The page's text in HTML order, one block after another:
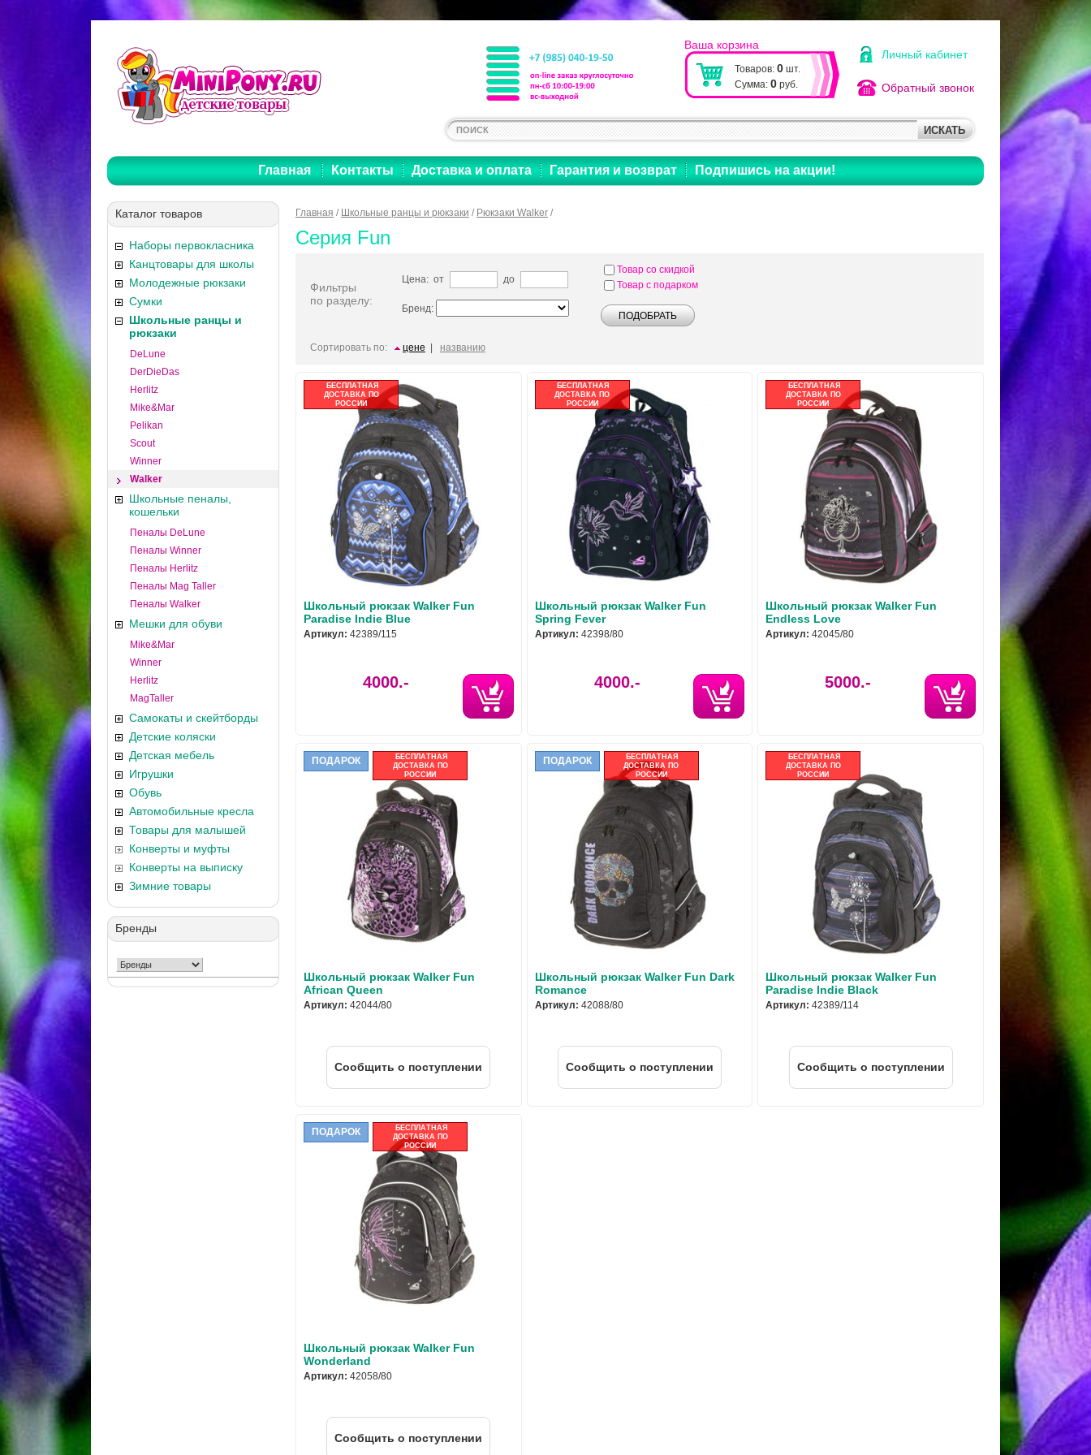
Личный кабинет
Обратный звонок
Ваша корзина
Товаров: 0 шт.
Сумма: 0 руб.
Главная Контакты Доставка и оплата Гарантия и возврат Подпишись на акции!
Каталог товаров
Наборы первокласника
Канцтовары для школы
Молодежные рюкзаки
Сумки
Школьные ранцы и
рюкзаки
DeLune
DerDieDas
Herlitz
Mike&Mar
Pelikan
Scout
Winner
Walker
Школьные пеналы,
кошельки
Пеналы DeLune
Пеналы Winner
Пеналы Herlitz
Пеналы Mag Taller
Пеналы Walker
Мешки для обуви
Mike&Mar
Winner
Herlitz
MagTaller
Самокаты и скейтборды
Детские коляски
Детская мебель
Игрушки
Обувь
Автомобильные кресла
Товары для малышей
Конверты и муфты
Конверты на выписку
Зимние товары
Бренды
Главная / Школьные ранцы и рюкзаки / Рюкзаки Walker /
Серия Fun
Фильтры
по разделу:
Цена: от до
Бренд:
Товар со скидкой
Товар с подарком
Сортировать по: цене названию
БЕСПЛАТНАЯ
ДОСТАВКА ПО
РОССИИ
Школьный рюкзак Walker Fun
Paradise Indie Blue
Артикул: 42389/115
4000.-
БЕСПЛАТНАЯ
ДОСТАВКА ПО
РОССИИ
Школьный рюкзак Walker Fun
Spring Fever
Артикул: 42398/80
4000.-
БЕСПЛАТНАЯ
ДОСТАВКА ПО
РОССИИ
Школьный рюкзак Walker Fun
Endless Love
Артикул: 42045/80
5000.-
ПОДАРОК
БЕСПЛАТНАЯ
ДОСТАВКА ПО
РОССИИ
Школьный рюкзак Walker Fun
African Queen
Артикул: 42044/80
Cообщить о поступлении
ПОДАРОК
БЕСПЛАТНАЯ
ДОСТАВКА ПО
РОССИИ
Школьный рюкзак Walker Fun Dark
Romance
Артикул: 42088/80
Cообщить о поступлении
БЕСПЛАТНАЯ
ДОСТАВКА ПО
РОССИИ
Школьный рюкзак Walker Fun
Paradise Indie Black
Артикул: 42389/114
Cообщить о поступлении
ПОДАРОК
БЕСПЛАТНАЯ
ДОСТАВКА ПО
РОССИИ
Школьный рюкзак Walker Fun
Wonderland
Артикул: 42058/80
Cообщить о поступлении